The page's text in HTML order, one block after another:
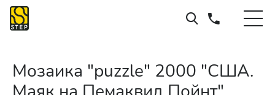
Мозаика "puzzle" 2000 "США.